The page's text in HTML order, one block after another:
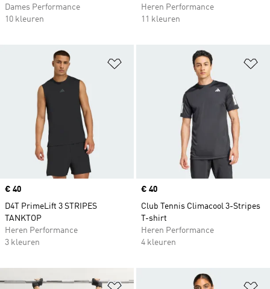
Dames Performance
10 kleuren
Heren Performance
11 kleuren
Op verlanglijst zetten
Price
€ 40
D4T PrimeLift 3 STRIPES
TANKTOP
Heren Performance
3 kleuren
Price
€ 40
Club Tennis Climacool 3-Stripes
T-shirt
Heren Performance
4 kleuren
Op verlanglijst zetten